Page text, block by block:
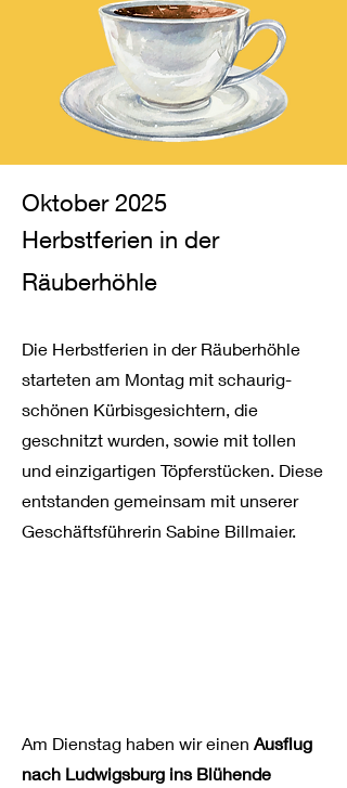
Oktober 2025
Herbstferien in der
Räuberhöhle
Die Herbstferien in der Räuberhöhle
starteten am Montag mit schaurig-
schönen Kürbisgesichtern, die
geschnitzt wurden, sowie mit tollen
und einzigartigen Töpferstücken. Diese
entstanden gemeinsam mit unserer
Geschäftsführerin Sabine Billmaier.
Am Dienstag haben wir einen Ausflug
nach Ludwigsburg ins Blühende